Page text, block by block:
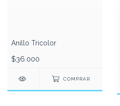
Anillo Tricolor
$36.000
COMPRAR